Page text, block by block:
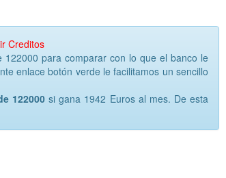
Creditos
para comparar con lo que el banco le
enlace botón verde le facilitamos un sencillo
122000si gana 1942 Euros al mes. De esta